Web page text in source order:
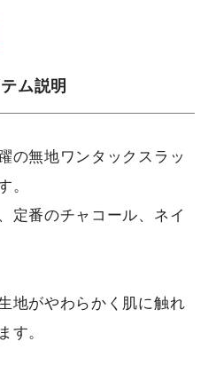
ム説明
の無地ワンタックスラッ
。
定番のチャコール、ネイ
地がやわらかく肌に触れ
す。